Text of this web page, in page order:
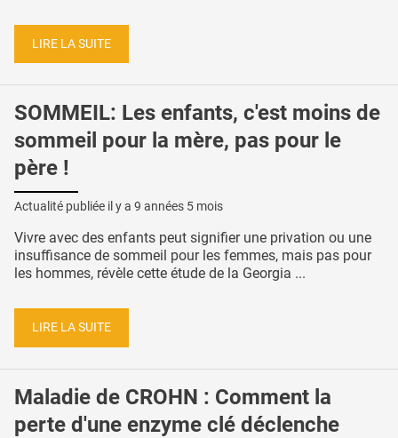
LIRE LA SUITE
SOMMEIL: Les enfants, c'est moins de
sommeil pour la mère, pas pour le
père !
Actualité publiée il y a 9 années 5 mois
Vivre avec des enfants peut signifier une privation ou une
insuffisance de sommeil pour les femmes, mais pas pour
les hommes, révèle cette étude de la Georgia ...
LIRE LA SUITE
Maladie de CROHN : Comment la
perte d'une enzyme clé déclenche